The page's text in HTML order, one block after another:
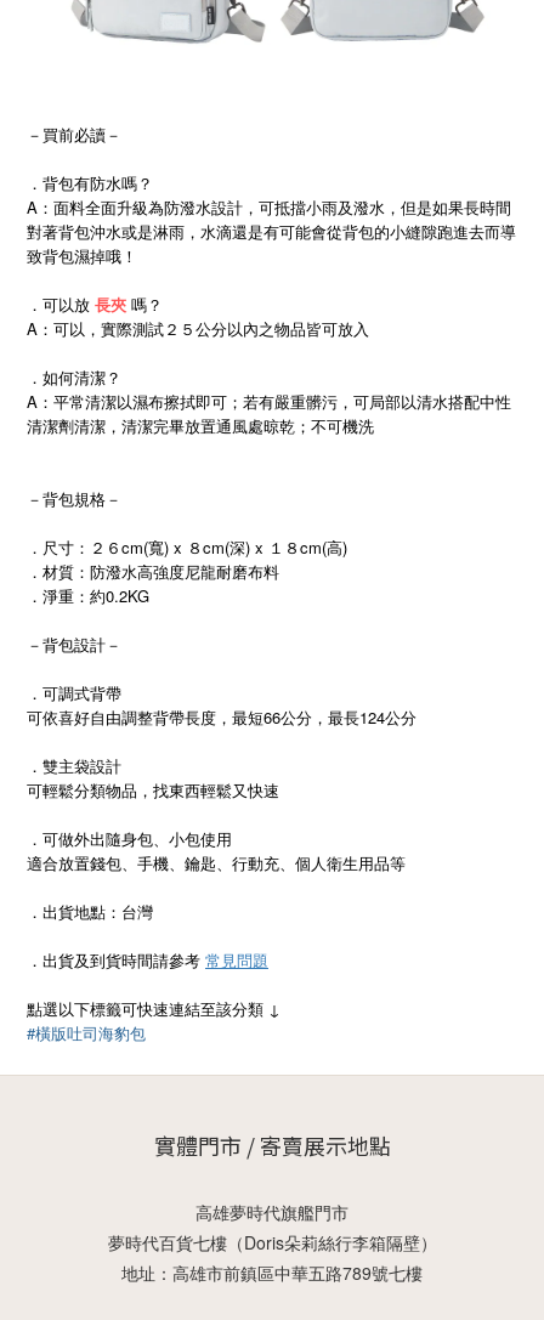
－買前必讀－
．背包有防水嗎？
A：面料全面升級為防潑水設計，可抵擋小雨及潑水，但是如果長時間
對著背包沖水或是淋雨，水滴還是有可能會從背包的小縫隙跑進去而導
致背包濕掉哦！
．可以放 長夾 嗎？
A：可以，實際測試２５公分以內之物品皆可放入
．如何清潔？
A：平常清潔以濕布擦拭即可；若有嚴重髒污，可局部以清水搭配中性
清潔劑清潔，清潔完畢放置通風處晾乾；不可機洗
－背包規格－
．尺寸： ２６cm(寬) x ８cm(深) x １８cm(高)
．材質： 防潑水高強度尼龍耐磨布料
．淨重：約0.2KG
－背包設計－
．可調式背帶
可依喜好自由調整背帶長度，最短66公分，最長124公分
．雙主袋設計
可輕鬆分類物品，找東西輕鬆又快速
．可做外出隨身包、小包使用
適合放置錢包、手機、鑰匙、行動充、個人衛生用品等
．出貨地點：台灣
．出貨及到貨時間請參考 常見問題
點選以下標籤可快速連結至該分類 ↓
#橫版吐司海豹包
實體門市 / 寄賣展示地點
高雄夢時代旗艦門市
夢時代百貨七樓（Doris朵莉絲行李箱隔壁）
地址：高雄市前鎮區中華五路789號七樓